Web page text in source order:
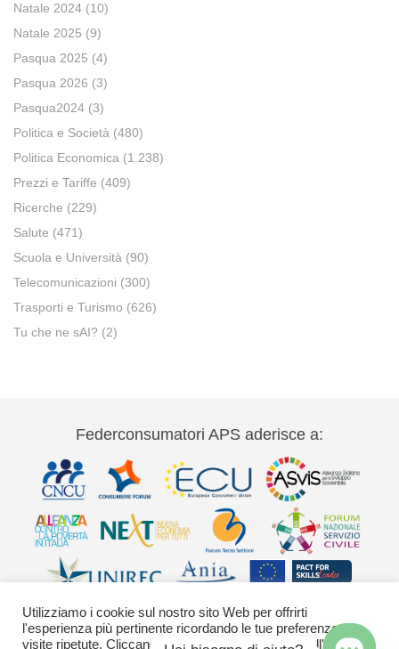
Natale 2024 (10)
Natale 2025 (9)
Pasqua 2025 (4)
Pasqua 2026 (3)
Pasqua2024 (3)
Politica e Società (480)
Politica Economica (1.238)
Prezzi e Tariffe (409)
Ricerche (229)
Salute (471)
Scuola e Università (90)
Telecomunicazioni (300)
Trasporti e Turismo (626)
Tu che ne sAI? (2)
Federconsumatori APS aderisce a:
Utilizziamo i cookie sul nostro sito Web per offrirti
l'esperienza più pertinente ricordando le tue preferenze e le
visite ripetute. Cliccando su "Accetta" acconsenti all'uso di